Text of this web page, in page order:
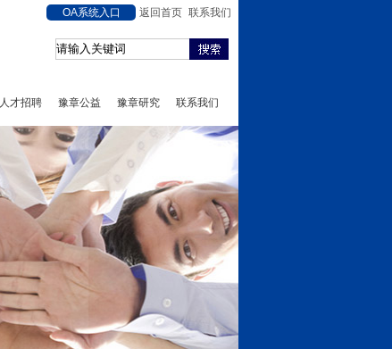
联系我们
返回首页
OA系统入口
人才招聘 豫章公益 豫章研究 联系我们